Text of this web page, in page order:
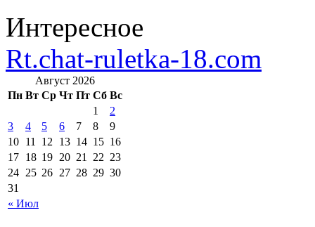
Интересное
Rt.chat-ruletka-18.com
Август 2026
Пн Вт Ср Чт Пт Сб Вс
« Июл
1
2
3
4 5 6 7 8
9
10 11 12 13 14 15 16
17 18 19 20 21 22 23
24 25 26 27 28 29 30
31